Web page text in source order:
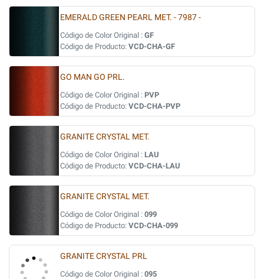
EMERALD GREEN PEARL MET. - 7987 -
Código de Color Original : GF
Código de Producto: VCD-CHA-GF
GO MAN GO PRL.
Código de Color Original : PVP
Código de Producto: VCD-CHA-PVP
GRANITE CRYSTAL MET.
Código de Color Original : LAU
Código de Producto: VCD-CHA-LAU
GRANITE CRYSTAL MET.
Código de Color Original : 099
Código de Producto: VCD-CHA-099
GRANITE CRYSTAL PRL
Código de Color Original : 095